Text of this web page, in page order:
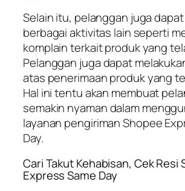
Selain itu, pelanggan juga
berbagai aktivitas lain seperti
komplain terkait produk yang
Pelanggan juga dapat
atas penerimaan produk yang
Hal ini tentu akan membuat
semakin nyaman dalam
layanan pengiriman Shopee
Day.
Cari Takut Kehabisan, Cek Resi
Express Same Day